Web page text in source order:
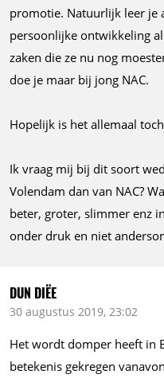
promotie. Natuurlijk leer je
persoonlijke ontwikkeling
zaken die ze nu nog
doe je maar bij jong NAC.
Hopelijk is het allemaal
Ik vraag mij bij dit soort
Volendam dan van NAC?
beter, groter, slimmer enz
onder druk en niet
DUN DIËE
30 augustus 2019, 23:02
Het wordt domper heeft in
betekenis gekregen